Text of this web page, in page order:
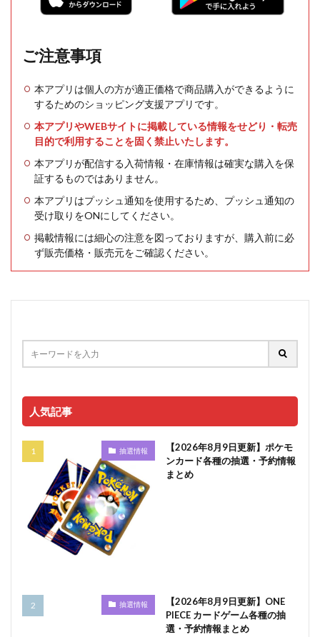
ご注意事項
本アプリは個人の方が適正価格で商品購入ができるように
するためのショッピング支援アプリです。
本アプリやWEBサイトに掲載している情報をせどり・転売
目的で利用することを固く禁止いたします。
本アプリが配信する入荷情報・在庫情報は確実な購入を保
証するものではありません。
本アプリはプッシュ通知を使用するため、プッシュ通知の
受け取りをONにしてください。
掲載情報には細心の注意を図っておりますが、購入前に必
ず販売価格・販売元をご確認ください。
人気記事
抽選情報
【2026年8月9日更新】ポケモ
ンカード各種の抽選・予約情報
まとめ
抽選情報
【2026年8月9日更新】ONE
PIECE カードゲーム各種の抽
選・予約情報まとめ